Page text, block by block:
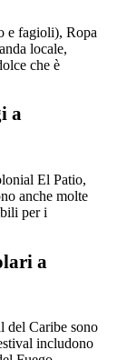
e fagioli), Ropa
locale,
che è
a
El Patio,
anche molte
per i
a
del Caribe sono
includono